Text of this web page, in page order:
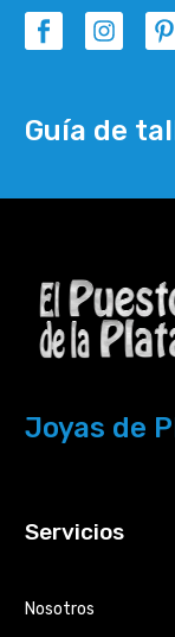
Guía de
Joyas de
Servicios
Nosotros